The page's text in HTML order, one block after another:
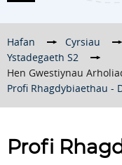
Hafan → Cyrsiau →
Ystadegaeth S2
→
Hen Gwestiynau
Profi Rhagdybiaethau -
Profi